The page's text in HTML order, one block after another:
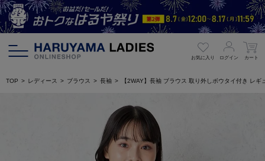
お気に入り ログイン カート
TOP レディース ブラウス 長袖 【2WAY】長袖 ブラウス 取り外しボウタイ付き レ